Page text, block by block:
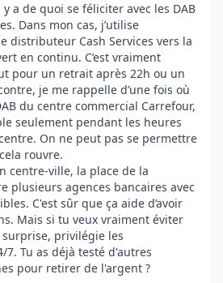
a de quoi se féliciter avec les DAB
Dans mon cas, j’utilise
distributeur Cash Services vers la
en continu. C’est vraiment
pour un retrait après 22h ou un
je me rappelle d’une fois où
du centre commercial Carrefour,
seulement pendant les heures
On ne peut pas se permettre
rouvre.
centre-ville, la place de la
plusieurs agences bancaires avec
C'est sûr que ça aide d’avoir
Mais si tu veux vraiment éviter
privilégie les
Tu as déjà testé d'autres
pour retirer de l'argent ?